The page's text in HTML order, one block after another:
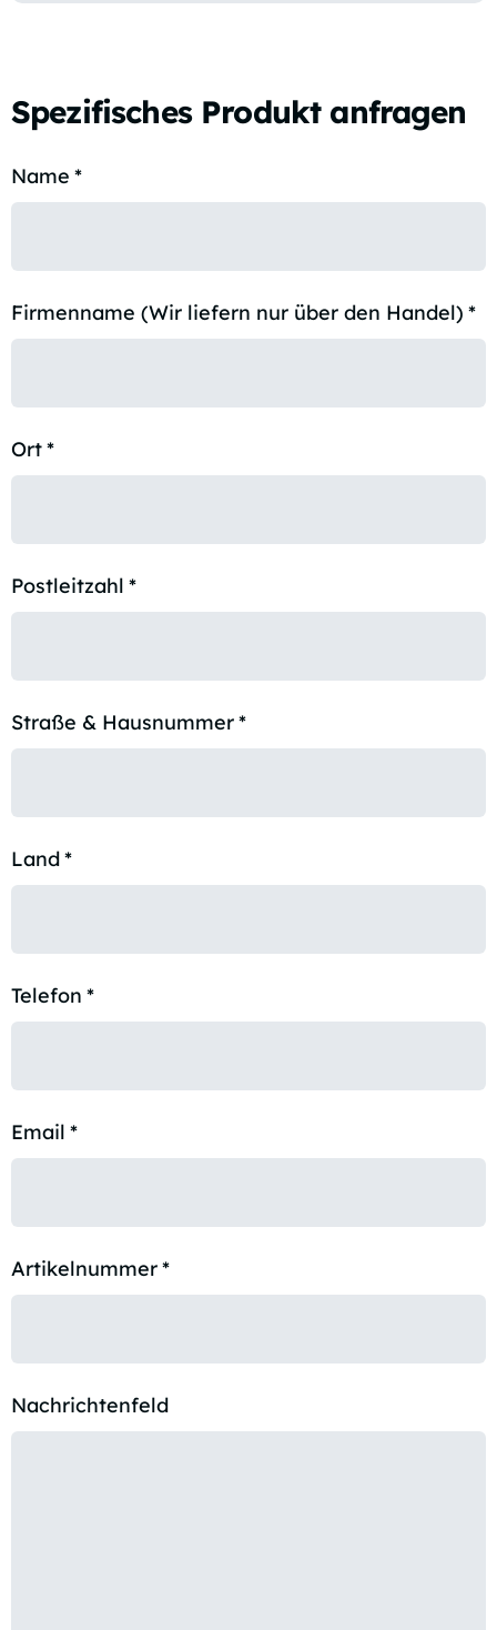
Spezifisches Produkt anfragen
Name *
Firmenname (Wir liefern nur über den Handel) *
Ort*
Postleitzahl *
Straße & Hausnummer*
Land*
Telefon *
Email *
Artikelnummer*
Nachrichtenfeld